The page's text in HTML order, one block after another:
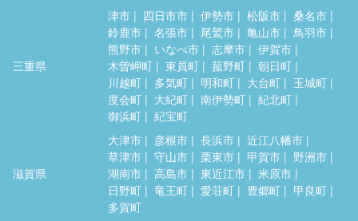
三重県
津市 四日市市 伊勢市 松阪市
桑名市
鈴鹿市
名張市 尾鷲市 亀山市
鳥羽市
熊野市
いなべ市 志摩市
伊賀市
木曽岬町
東員町 菰野町
朝日町
川越町
多気町 明和町 大台町
玉城町
度会町
大紀町 南伊勢町
紀北町
御浜町
紀宝町
滋賀県
大津市 彦根市 長浜市
近江八幡市
草津市
守山市 栗東市 甲賀市
野洲市
湖南市
高島市 東近江市
米原市
日野町
竜王町 愛荘町 豊郷町
甲良町
多賀町